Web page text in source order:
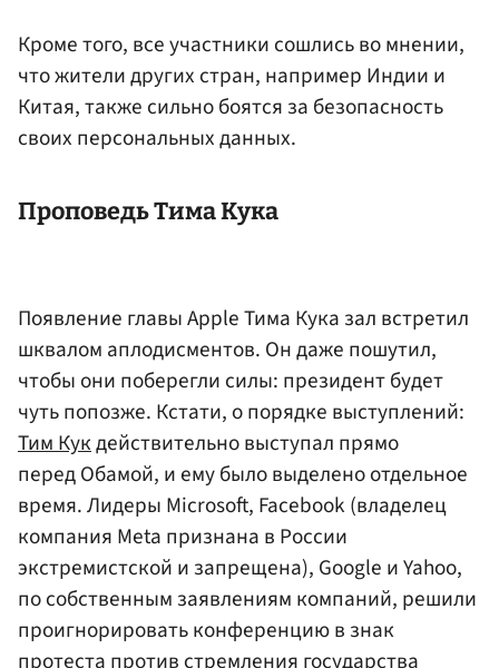
Кроме того, все участники сошлись во мнении,
что жители других стран, например Индии и
Китая, также сильно боятся за безопасность
своих персональных данных.
Проповедь Тима Кука
Появление главы Apple Тима Кука зал встретил
шквалом аплодисментов. Он даже пошутил,
чтобы они поберегли силы: президент будет
чуть попозже. Кстати, о порядке выступлений:
Тим Кукдействительно выступал прямо
перед Обамой, и ему было выделено отдельное
время. Лидеры Microsoft, Facebook (владелец
компания Meta признана в России
экстремистской и запрещена), Google и Yahoo,
по собственным заявлениям компаний, решили
проигнорировать конференцию в знак
протеста против стремления государства